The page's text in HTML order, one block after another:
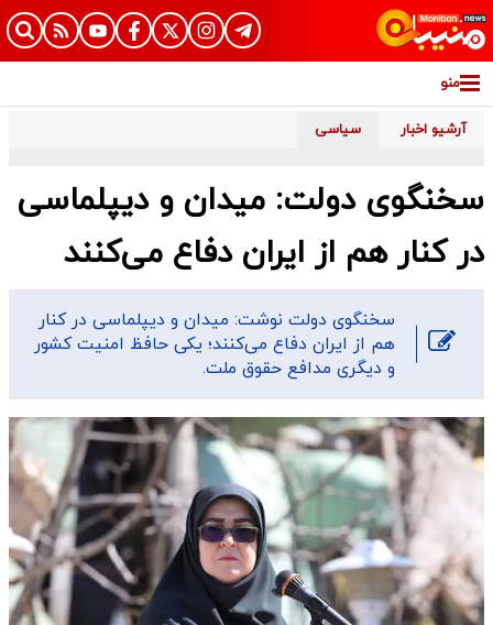
منو
آرشیو اخبار سیاسی
سخنگوی دولت: میدان و دیپلماسی
در کنار هم از ایران دفاع می‌کنند
سخنگوی دولت نوشت: میدان و دیپلماسی در کنار
هم از ایران دفاع می‌کنند؛ یکی حافظ امنیت کشور
و دیگری مدافع حقوق ملت.